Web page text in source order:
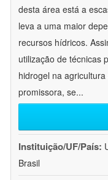
desta área está a
leva a uma maior
recursos hídricos.
utilização de técnicas
hidrogel na
promissora, se...
Instituição/UF/País:
Brasil